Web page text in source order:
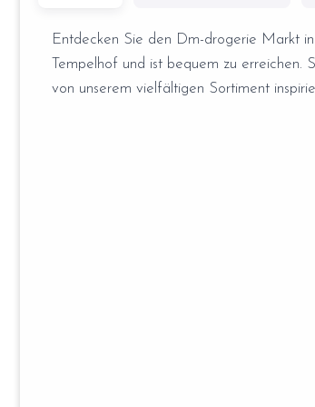
Entdecken Sie den Dm-drogerie Markt
Tempelhof und ist bequem zu erreichen.
von unserem vielfältigen Sortiment